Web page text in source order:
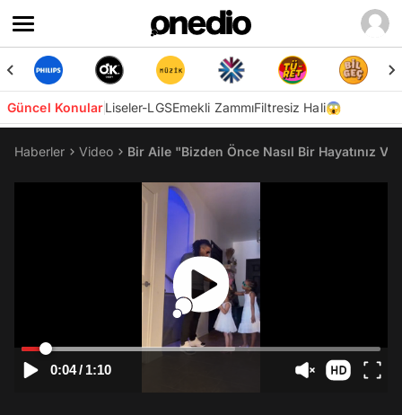
Güncel KonularLiseler-LGSEmekli ZammıFiltresiz Hali😱
Haberler Video Bir Aile "Bizden Önce Nasıl Bir Hayatınız
0:04/ 1:10